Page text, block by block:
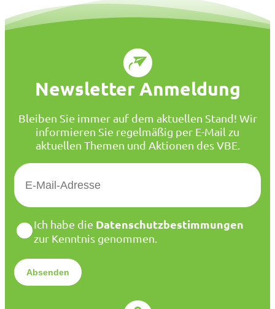
Newsletter Anmeldung
Bleiben Sie immer auf dem aktuellen Stand! Wir
informieren Sie regelmäßig per E-Mail zu
aktuellen Themen und Aktionen des VBE.
E
M
*
D
a
e
n
Ich habe die Datenschutzbestimmungen
zur Kenntnis genommen.